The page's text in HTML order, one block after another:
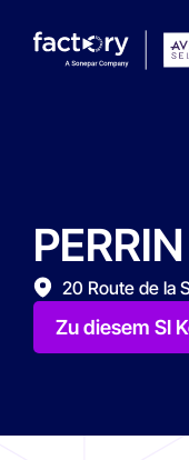
Wonach suchst
20 Route de la
Zu diesem SI